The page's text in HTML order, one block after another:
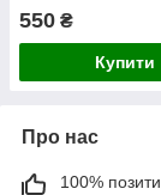
550 ₴
Купити
Про нас
100%